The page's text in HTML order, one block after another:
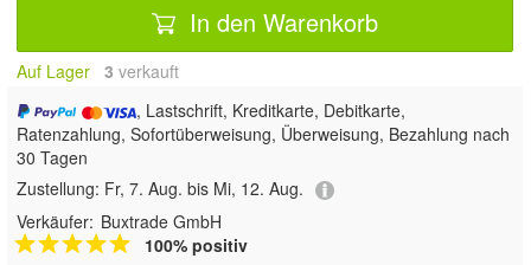
In den Warenkorb
Auf Lager 3 verkauft
, Lastschrift, Kreditkarte, Debitkarte,
Ratenzahlung, Sofortüberweisung, Überweisung, Bezahlung nach
30 Tagen
Zustellung: Fr, 7. Aug. bis Mi, 12. Aug.
Verkäufer: Buxtrade GmbH
100% positiv